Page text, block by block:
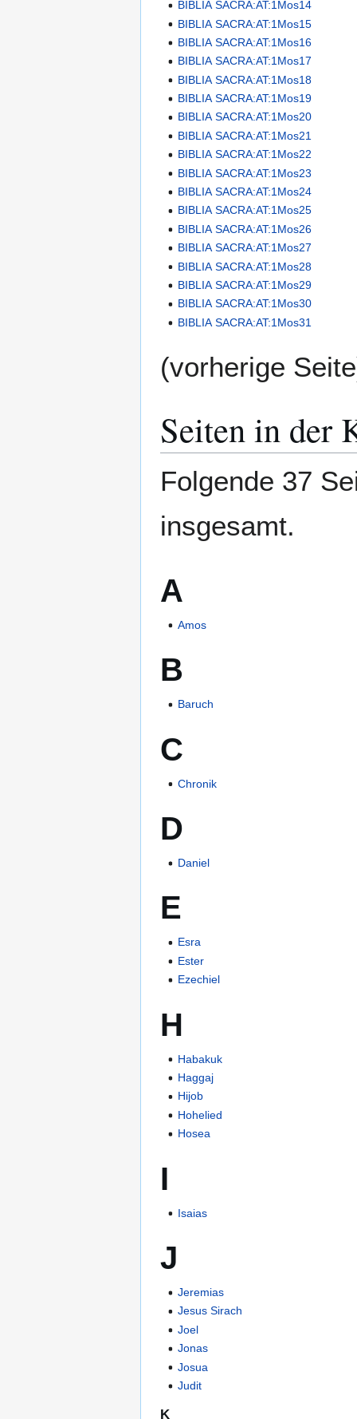
BIBLIA SACRA:AT:1Mos14
BIBLIA SACRA:AT:1Mos15
BIBLIA SACRA:AT:1Mos16
BIBLIA SACRA:AT:1Mos17
BIBLIA SACRA:AT:1Mos18
BIBLIA SACRA:AT:1Mos19
BIBLIA SACRA:AT:1Mos20
BIBLIA SACRA:AT:1Mos21
BIBLIA SACRA:AT:1Mos22
BIBLIA SACRA:AT:1Mos23
BIBLIA SACRA:AT:1Mos24
BIBLIA SACRA:AT:1Mos25
BIBLIA SACRA:AT:1Mos26
BIBLIA SACRA:AT:1Mos27
BIBLIA SACRA:AT:1Mos28
BIBLIA SACRA:AT:1Mos29
BIBLIA SACRA:AT:1Mos30
BIBLIA SACRA:AT:1Mos31
(vorherige
Seiten in der
Folgende 37
insgesamt.
A
Amos
B
Baruch
C
Chronik
D
Daniel
E
Esra
Ester
Ezechiel
H
Habakuk
Haggaj
Hijob
Hohelied
Hosea
I
Isaias
J
Jeremias
Jesus Sirach
Joel
Jonas
Josua
Judit
K